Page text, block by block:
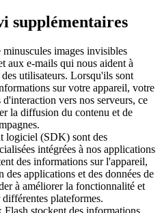
supplémentaires
images invisibles
aux e-mails qui nous aident à
utilisateurs. Lorsqu'ils sont
sur votre appareil, votre
vers nos serveurs, ce
la diffusion du contenu et de
logiciel (SDK) sont des
intégrées à nos applications
des informations sur l'appareil,
des applications et des données de
à améliorer la fonctionnalité et
plateformes.